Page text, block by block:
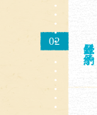
02 ／予約